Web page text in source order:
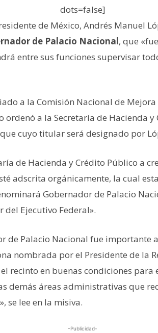
dots=false]
de México, Andrés Manuel
de Palacio Nacional, que
entre sus funciones supervisar
a la Comisión Nacional de
a la Secretaría de Hacienda y
cuyo titular será designado por
de Hacienda y Crédito Público a
adscrita orgánicamente, la cual
Gobernador de Palacio
Ejecutivo Federal».
de Palacio Nacional fue importante
nombrada por el Presidente de la
recinto en buenas condiciones para
demás áreas administrativas que
se lee en la misiva.
-Publicidad-